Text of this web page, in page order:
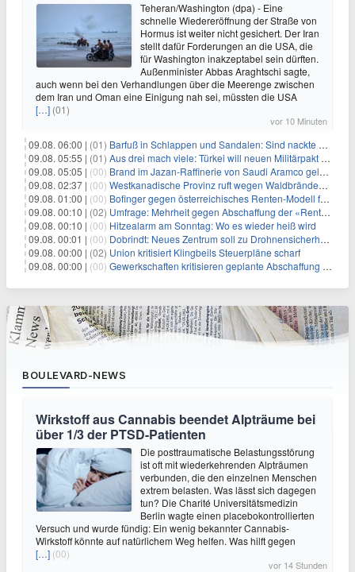
Teheran/Washington (dpa) - Eine
schnelle Wiedereröffnung der Straße von
Hormus ist weiter nicht gesichert. Der Iran
stellt dafür Forderungen an die USA, die
für Washington inakzeptabel sein dürften.
Außenminister Abbas Araghtschi sagte,
auch wenn bei den Verhandlungen über die Meerenge zwischen
dem Iran und Oman eine Einigung nah sei, müssten die USA
[…] (01)
vor 10 Minuten
09.08. 06:00 | (01) Barfuß in Schlappen und Sandalen: Sind nackte Füße eklig?
09.08. 05:55 | (01) Aus drei mach viele: Türkei will neuen Militärpakt erweitern
09.08. 05:05 | (00) Brand im Jazan-Raffinerie von Saudi Aramco gelöscht: Auswirkungen auf die Energiemärkte
09.08. 02:37 | (00) Westkanadische Provinz ruft wegen Waldbränden Notstand aus
09.08. 01:00 | (00) Bofinger gegen österreichisches Renten-Modell für Schwerarbeiter
09.08. 00:10 | (02) Umfrage: Mehrheit gegen Abschaffung der «Rente mit 63»
09.08. 00:10 | (00) Hitzealarm am Sonntag: Wo es wieder heiß wird
09.08. 00:01 | (00) Dobrindt: Neues Zentrum soll zu Drohnensicherheit forschen
09.08. 00:00 | (02) Union kritisiert Klingbeils Steuerpläne scharf
09.08. 00:00 | (00) Gewerkschaften kritisieren geplante Abschaffung der "Rente mit 63"
BOULEVARD-NEWS
Wirkstoff aus Cannabis beendet Alpträume bei
über 1/3 der PTSD-Patienten
Die posttraumatische Belastungsstörung
ist oft mit wiederkehrenden Alpträumen
verbunden, die den einzelnen Menschen
extrem belasten. Was lässt sich dagegen
tun? Die Charité Universitätsmedizin
Berlin wagte einen placebokontrollierten
Versuch und wurde fündig: Ein wenig bekannter Cannabis-
Wirkstoff könnte auf natürlichem Weg helfen. Was hilft gegen
[…] (00)
vor 14 Stunden